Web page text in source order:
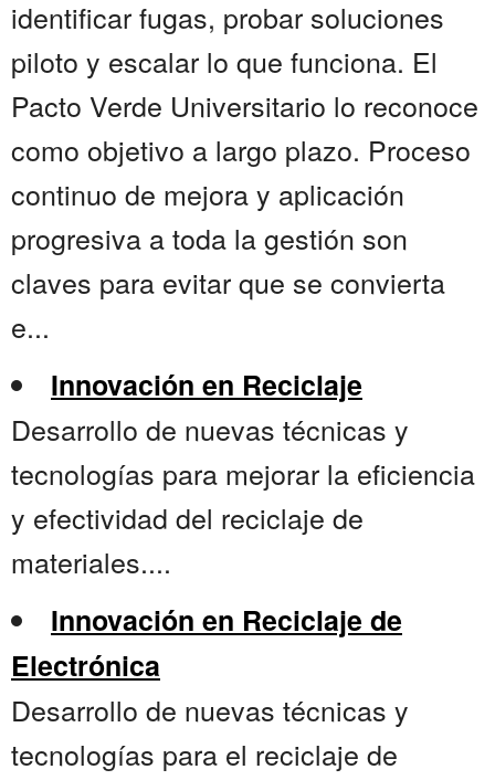
identificar fugas, probar soluciones
piloto y escalar lo que funciona. El
Pacto Verde Universitario lo reconoce
como objetivo a largo plazo. Proceso
continuo de mejora y aplicación
progresiva a toda la gestión son
claves para evitar que se convierta
e...
Innovación en Reciclaje
Desarrollo de nuevas técnicas y
tecnologías para mejorar la eficiencia
y efectividad del reciclaje de
materiales....
Innovación en Reciclaje de
Electrónica
Desarrollo de nuevas técnicas y
tecnologías para el reciclaje de